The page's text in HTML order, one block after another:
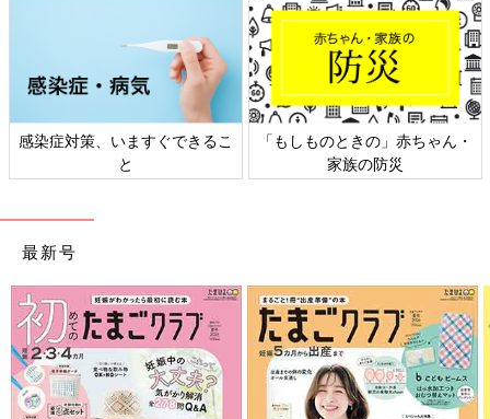
日本外来小児科学会リーフレッ
ト検討会
六星占術 細木かおりさんの人
相談
最新号